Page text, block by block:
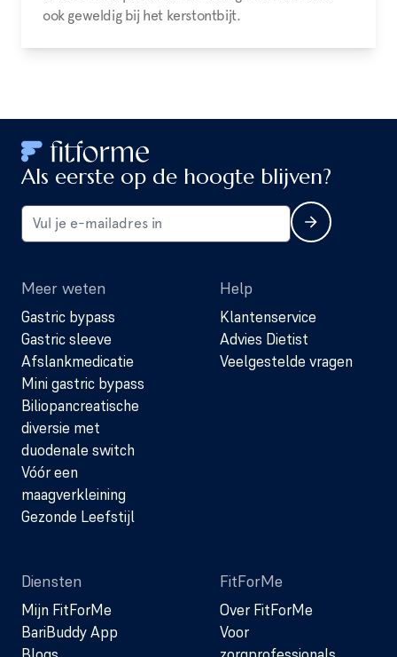
ook geweldig bij het kerstontbijt.
Als eerste op de hoogte blijven?
Meer weten
Gastric bypass
Gastric sleeve
Afslankmedicatie
Mini gastric bypass
Biliopancreatische
diversie met
duodenale switch
Vóór een
maagverkleining
Gezonde Leefstijl
Help
Klantenservice
Advies Dietist
Veelgestelde vragen
Diensten
Mijn FitForMe
BariBuddy App
FitForMe
Over FitForMe
Voor